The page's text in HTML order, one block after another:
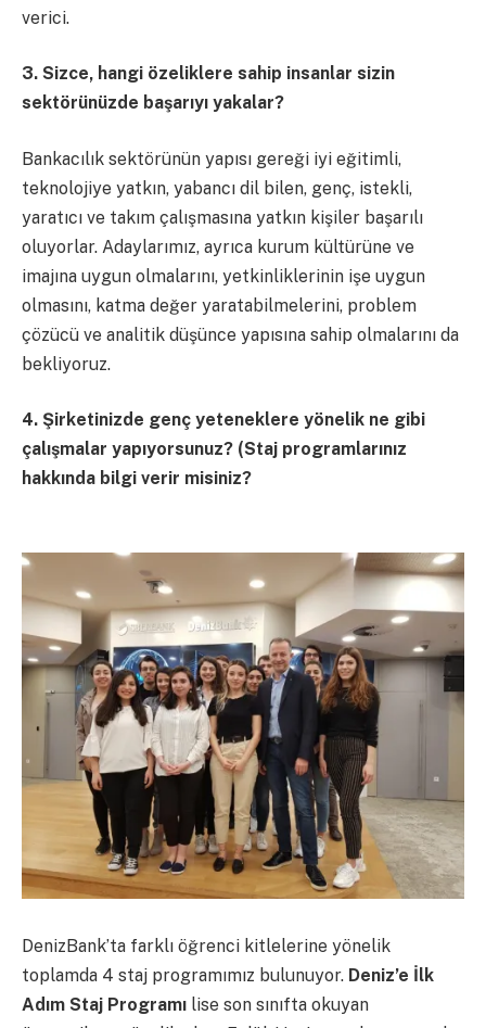
verici.
3. Sizce, hangi özeliklere sahip insanlar sizin
sektörünüzde başarıyı yakalar?
Bankacılık sektörünün yapısı gereği iyi eğitimli,
teknolojiye yatkın, yabancı dil bilen, genç, istekli,
yaratıcı ve takım çalışmasına yatkın kişiler başarılı
oluyorlar. Adaylarımız, ayrıca kurum kültürüne ve
imajına uygun olmalarını, yetkinliklerinin işe uygun
olmasını, katma değer yaratabilmelerini, problem
çözücü ve analitik düşünce yapısına sahip olmalarını da
bekliyoruz.
4. Şirketinizde genç yeteneklere yönelik ne gibi
çalışmalar yapıyorsunuz? (Staj programlarınız
hakkında bilgi verir misiniz?
DenizBank’ta farklı öğrenci kitlelerine yönelik
toplamda 4 staj programımız bulunuyor. Deniz’e İlk
Adım Staj Programı lise son sınıfta okuyan